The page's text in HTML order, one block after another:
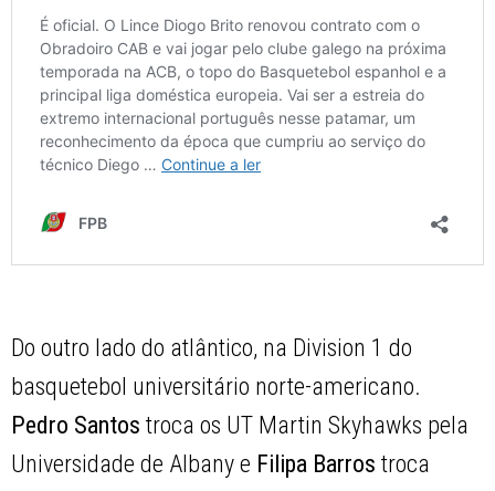
Do outro lado do atlântico, na Division 1 do
basquetebol universitário norte-americano.
Pedro Santos troca os UT Martin Skyhawks pela
Universidade de Albany e Filipa Barros troca